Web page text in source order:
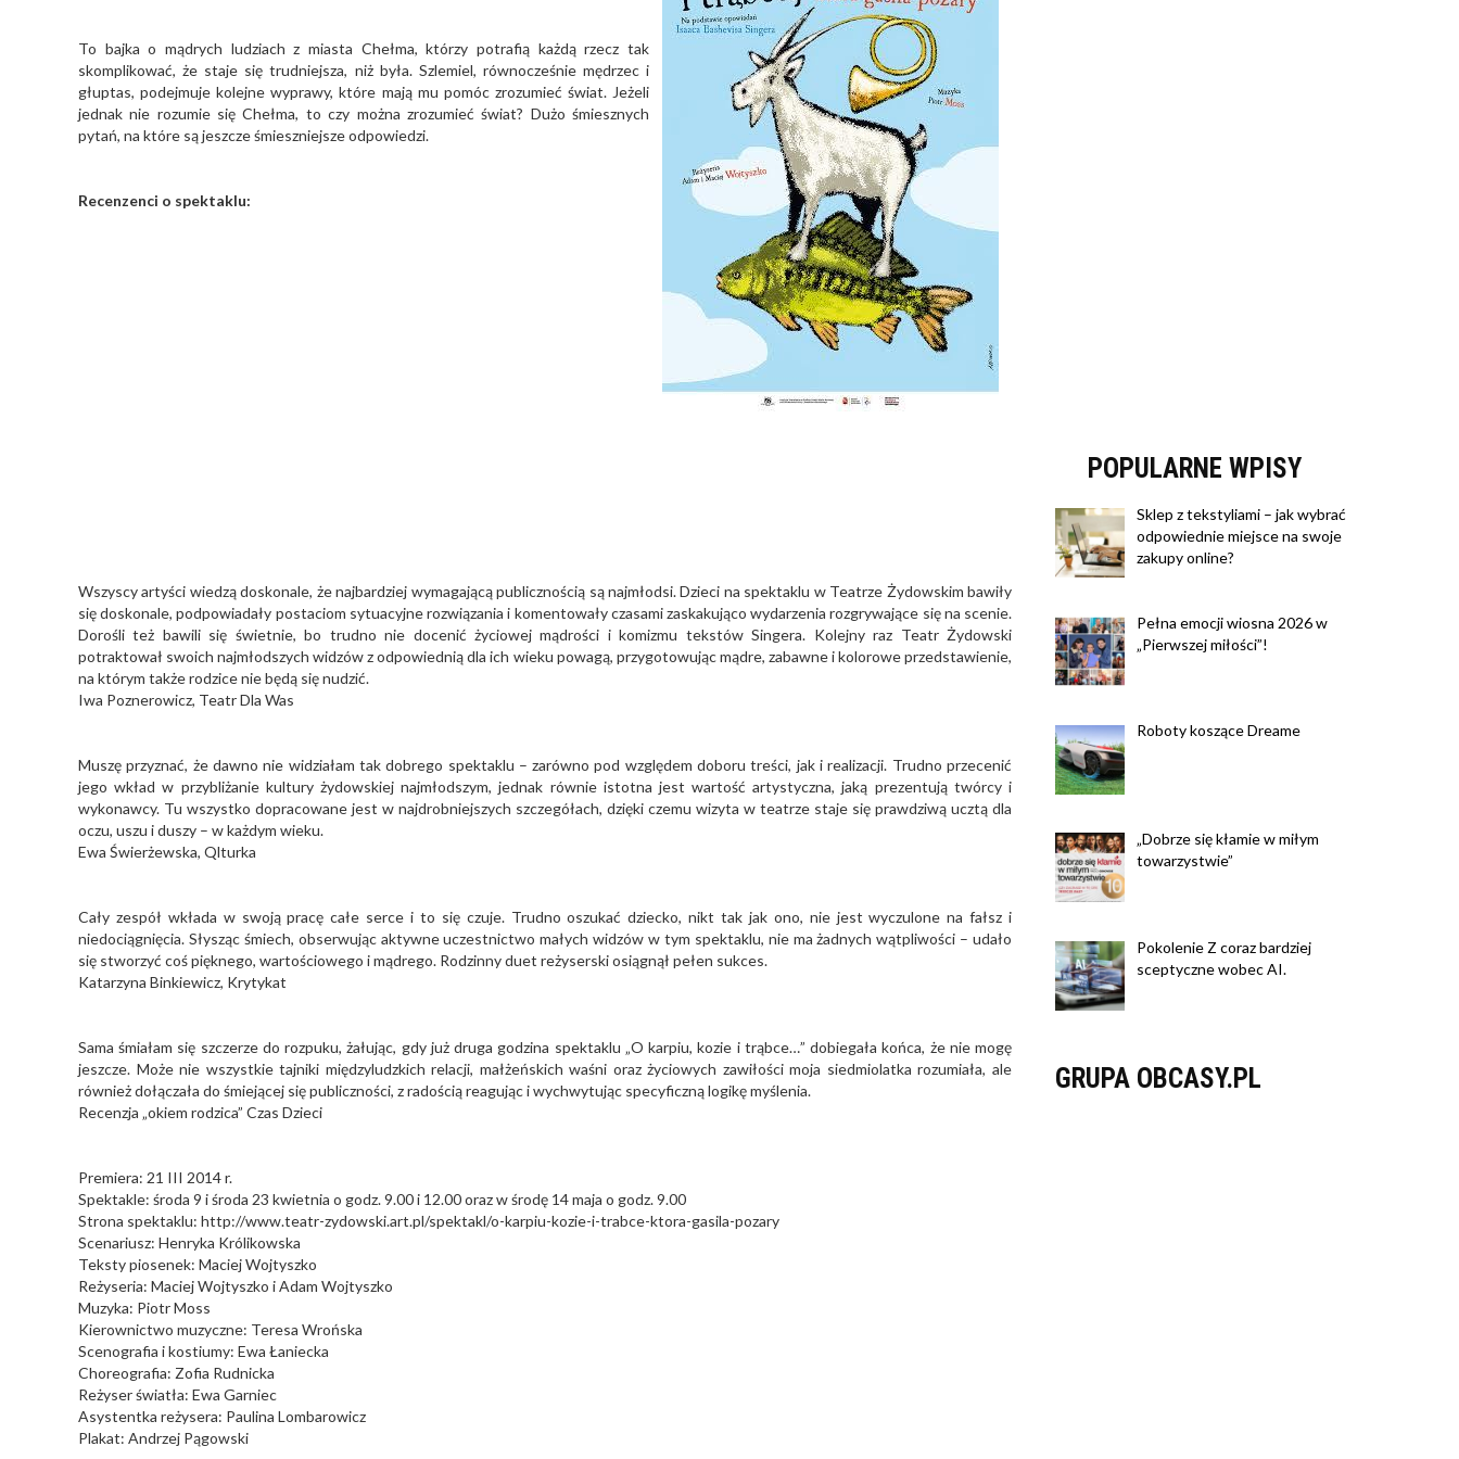
To bajka o mądrych ludziach z miasta Chełma, którzy potrafią każdą rzecz tak
skomplikować, że staje się trudniejsza, niż była. Szlemiel, równocześnie mędrzec i
głuptas, podejmuje kolejne wyprawy, które mają mu pomóc zrozumieć świat. Jeżeli
jednak nie rozumie się Chełma, to czy można zrozumieć świat? Dużo śmiesznych
pytań, na które są jeszcze śmieszniejsze odpowiedzi.
Recenzenci o spektaklu:
Wszyscy artyści wiedzą doskonale, że najbardziej wymagającą publicznością są najmłodsi. Dzieci na spektaklu w Teatrze Żydowskim bawiły
się doskonale, podpowiadały postaciom sytuacyjne rozwiązania i komentowały czasami zaskakująco wydarzenia rozgrywające się na scenie.
Dorośli też bawili się świetnie, bo trudno nie docenić życiowej mądrości i komizmu tekstów Singera. Kolejny raz Teatr Żydowski
potraktował swoich najmłodszych widzów z odpowiednią dla ich wieku powagą, przygotowując mądre, zabawne i kolorowe przedstawienie,
na którym także rodzice nie będą się nudzić.
Iwa Poznerowicz, Teatr Dla Was
Muszę przyznać, że dawno nie widziałam tak dobrego spektaklu – zarówno pod względem doboru treści, jak i realizacji. Trudno przecenić
jego wkład w przybliżanie kultury żydowskiej najmłodszym, jednak równie istotna jest wartość artystyczna, jaką prezentują twórcy i
wykonawcy. Tu wszystko dopracowane jest w najdrobniejszych szczegółach, dzięki czemu wizyta w teatrze staje się prawdziwą ucztą dla
oczu, uszu i duszy – w każdym wieku.
Ewa Świerżewska, Qlturka
Cały zespół wkłada w swoją pracę całe serce i to się czuje. Trudno oszukać dziecko, nikt tak jak ono, nie jest wyczulone na fałsz i
niedociągnięcia. Słysząc śmiech, obserwując aktywne uczestnictwo małych widzów w tym spektaklu, nie ma żadnych wątpliwości – udało
się stworzyć coś pięknego, wartościowego i mądrego. Rodzinny duet reżyserski osiągnął pełen sukces.
Katarzyna Binkiewicz, Krytykat
Sama śmiałam się szczerze do rozpuku, żałując, gdy już druga godzina spektaklu „O karpiu, kozie i trąbce…” dobiegała końca, że nie mogę
jeszcze. Może nie wszystkie tajniki międzyludzkich relacji, małżeńskich waśni oraz życiowych zawiłości moja siedmiolatka rozumiała, ale
również dołączała do śmiejącej się publiczności, z radością reagując i wychwytując specyficzną logikę myślenia.
Recenzja „okiem rodzica” Czas Dzieci
Premiera: 21 III 2014 r.
Spektakle: środa 9 i środa 23 kwietnia o godz. 9.00 i 12.00 oraz w środę 14 maja o godz. 9.00
Strona spektaklu: http://www.teatr-zydowski.art.pl/spektakl/o-karpiu-kozie-i-trabce-ktora-gasila-pozary
Scenariusz: Henryka Królikowska
Teksty piosenek: Maciej Wojtyszko
Reżyseria: Maciej Wojtyszko i Adam Wojtyszko
Muzyka: Piotr Moss
Kierownictwo muzyczne: Teresa Wrońska
Scenografia i kostiumy: Ewa Łaniecka
Choreografia: Zofia Rudnicka
Reżyser światła: Ewa Garniec
Asystentka reżysera: Paulina Lombarowicz
Plakat: Andrzej Pągowski
POPULARNE WPISY
Sklep z tekstyliami – jak wybrać
odpowiednie miejsce na swoje
zakupy online?
Pełna emocji wiosna 2026 w
„Pierwszej miłości”!
Roboty koszące Dreame
„Dobrze się kłamie w miłym
towarzystwie”
Pokolenie Z coraz bardziej
sceptyczne wobec AI.
GRUPA OBCASY.PL